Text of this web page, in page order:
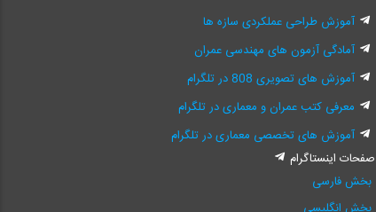
آموزش طراحی عملکردی سازه ها
آمادگی آزمون های مهندسی عمران
آموزش های تصویری 808 در تلگرام
معرفی کتب عمران و معماری در تلگرام
آموزش های تخصصی معماری در تلگرام
صفحات اینستاگرام
بخش فارسی